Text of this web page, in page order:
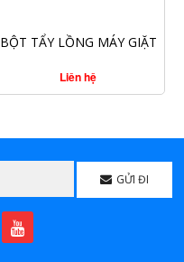
BỘT TẨY LỒNG MÁY GIẶT
Liên hệ
GỬI ĐI